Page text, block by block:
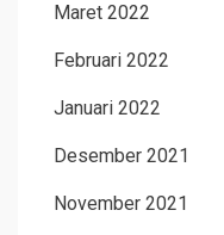
Maret 2022
Februari 2022
Januari 2022
Desember 2021
November 2021